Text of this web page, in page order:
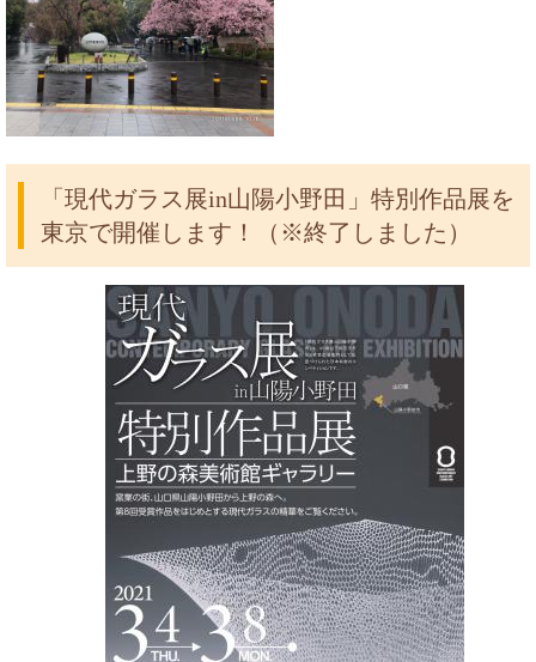
「現代ガラス展in山陽小野田」特別作品展を
東京で開催します！（※終了しました）